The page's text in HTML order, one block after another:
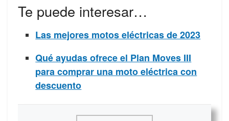
Te puede interesar…
Las mejores motos eléctricas de 2023
Qué ayudas ofrece el Plan Moves III
para comprar una moto eléctrica con
descuento